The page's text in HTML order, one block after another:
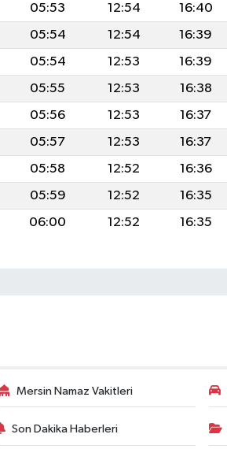
05:53 12:54 16:40
05:54 12:54 16:39
05:54 12:53 16:39
05:55 12:53 16:38
05:56 12:53 16:37
05:57 12:53 16:37
05:58 12:52 16:36
05:59 12:52 16:35
06:00 12:52 16:35
Mersin Namaz Vakitleri
Son Dakika Haberleri